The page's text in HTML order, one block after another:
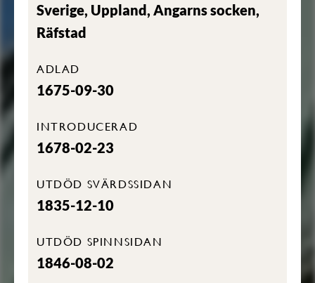
Sverige, Uppland, Angarns socken,
Räfstad
ADLAD
1675-09-30
INTRODUCERAD
1678-02-23
UTDÖD SVÄRDSSIDAN
1835-12-10
UTDÖD SPINNSIDAN
1846-08-02